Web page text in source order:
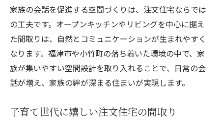
家族の会話を促進する空間づくりは、注文住宅ならでは
の工夫です。オープンキッチンやリビングを中心に据え
た間取りは、自然とコミュニケーションが生まれやすく
なります。福津市や小竹町の落ち着いた環境の中で、家
族が集いやすい空間設計を取り入れることで、日常の会
話が増え、家族の絆が深まる住まいが実現します。
子育て世代に嬉しい注文住宅の間取り